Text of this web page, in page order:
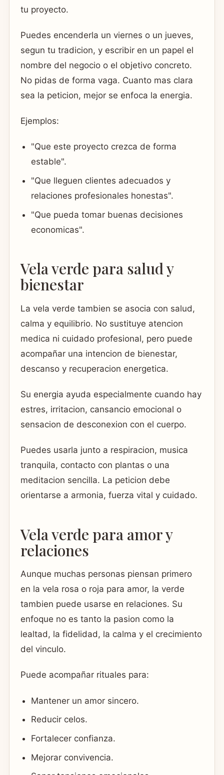
tu proyecto.
Puedes encenderla un viernes o un jueves,
segun tu tradicion, y escribir en un papel el
nombre del negocio o el objetivo concreto.
No pidas de forma vaga. Cuanto mas clara
sea la peticion, mejor se enfoca la energia.
Ejemplos:
"Que este proyecto crezca de forma
estable".
"Que lleguen clientes adecuados y
relaciones profesionales honestas".
"Que pueda tomar buenas decisiones
economicas".
Vela verde para salud y
bienestar
La vela verde tambien se asocia con salud,
calma y equilibrio. No sustituye atencion
medica ni cuidado profesional, pero puede
acompañar una intencion de bienestar,
descanso y recuperacion energetica.
Su energia ayuda especialmente cuando hay
estres, irritacion, cansancio emocional o
sensacion de desconexion con el cuerpo.
Puedes usarla junto a respiracion, musica
tranquila, contacto con plantas o una
meditacion sencilla. La peticion debe
orientarse a armonia, fuerza vital y cuidado.
Vela verde para amor y
relaciones
Aunque muchas personas piensan primero
en la vela rosa o roja para amor, la verde
tambien puede usarse en relaciones. Su
enfoque no es tanto la pasion como la
lealtad, la fidelidad, la calma y el crecimiento
del vinculo.
Puede acompañar rituales para:
Mantener un amor sincero.
Reducir celos.
Fortalecer confianza.
Mejorar convivencia.